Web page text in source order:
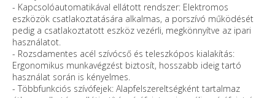
- Kapcsolóautomatikával ellátott rendszer: Elektromos
eszközök csatlakoztatására alkalmas, a porszívó működését
pedig a csatlakoztatott eszköz vezérli, megkönnyítve az ipari
használatot.
- Rozsdamentes acél szívócső és teleszkópos kialakítás:
Ergonomikus munkavégzést biztosít, hosszabb ideig tartó
használat során is kényelmes.
- Többfunkciós szívófejek: Alapfelszereltségként tartalmaz